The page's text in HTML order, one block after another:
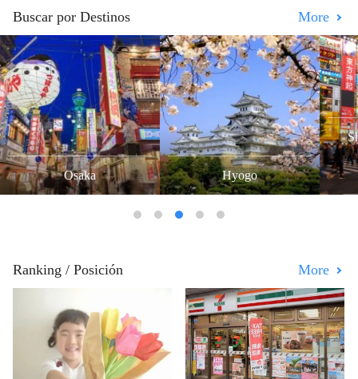
Buscar por Destinos More
Osaka Hyogo
Ranking / Posición More